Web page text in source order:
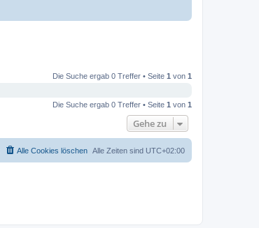
Die Suche ergab 0 Treffer • Seite 1 von 1
Die Suche ergab 0 Treffer • Seite 1 von 1
Gehe zu
Alle Zeiten sind UTC+02:00
Alle Cookies löschen